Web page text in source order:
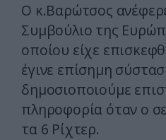
Ο κ.Βαρώτσος
Συμβούλιο της
οποίου είχε
έγινε επίσημη
δημοσιοποιούμε
πληροφορία όταν ο
τα 6 Ρίχτερ.